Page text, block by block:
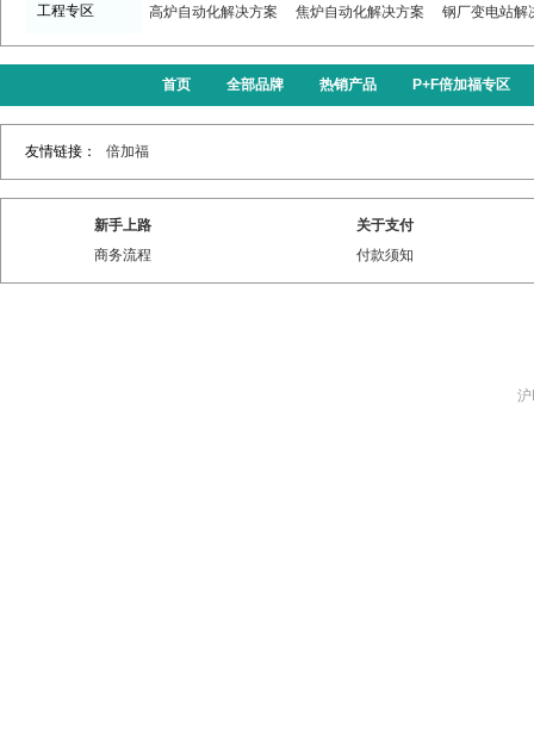
工程专区 高炉自动化解决方案 焦炉自动化解决方案 钢厂变电站解
首页 全部品牌 热销产品 P+F倍加福专区
友情链接： 倍加福
新手上路
商务流程
关于支付
付款须知